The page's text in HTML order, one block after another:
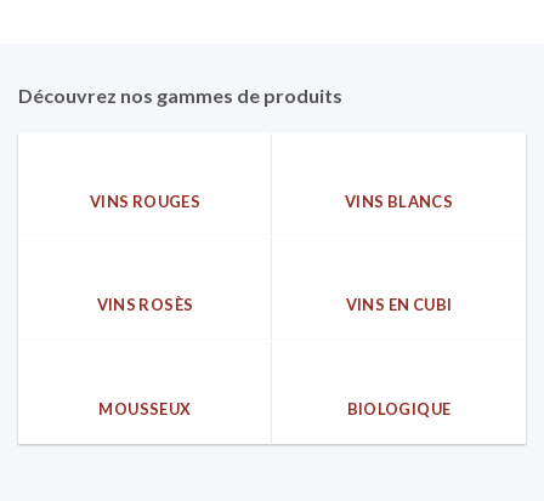
Découvrez nos gammes de produits
VINS ROUGES VINS BLANCS
VINS ROSÈS VINS EN CUBI
MOUSSEUX BIOLOGIQUE